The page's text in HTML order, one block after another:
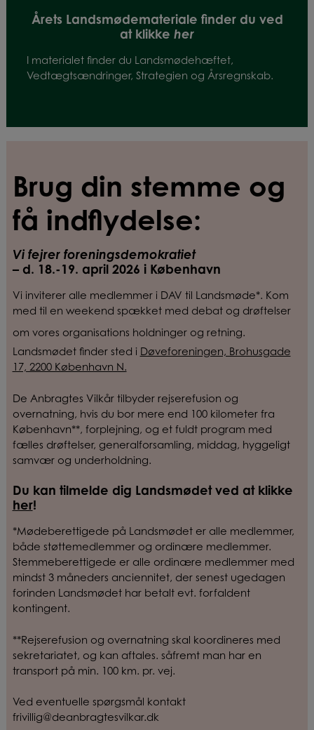
Årets Landsmødemateriale finder du ved
at klikke her
I materialet finder du Landsmødehæftet,
Vedtægtsændringer, Strategien og Årsregnskab.
Brug din stemme og
få indflydelse:
Vi fejrer foreningsdemokratiet
– d. 18.-19. april 2026 i København
Vi inviterer alle medlemmer i DAV til Landsmøde*. Kom
med til en weekend spækket med debat og drøftelser
om vores organisations holdninger og retning.
Landsmødet finder sted i Døveforeningen, Brohusgade
17, 2200 København N.
De Anbragtes Vilkår tilbyder rejserefusion og
overnatning, hvis du bor mere end 100 kilometer fra
København**, forplejning, og et fuldt program med
fælles drøftelser, generalforsamling, middag , hyggeligt
samværog underholdning.
Du kan tilmelde dig Landsmødet ved at klikke
her!
*Mødeberettigede på Landsmødet er alle medlemmer,
både støttemedlemmer og ordinære medlemmer.
Stemmeberettigede er alle ordinære medlemmer med
mindst 3 måneders anciennitet, der senest ugedagen
forinden Landsmødet har betalt evt. forfaldent
kontingent.
**Rejserefusion og overnatning skal koordineres med
sekretariatet, og kan aftales. såfremt man har en
transport på min. 100 km. pr. vej.
Ved eventuelle spørgsmål kontakt
frivillig@deanbragtesvilkar.dk